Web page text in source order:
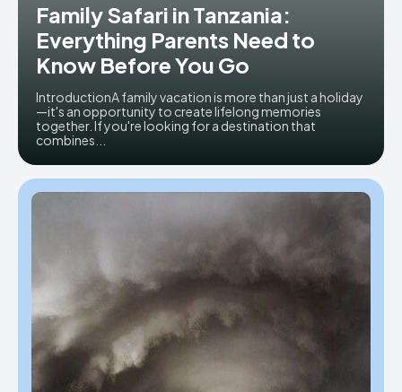
Family Safari in Tanzania:
Everything Parents Need to
Know Before You Go
IntroductionA family vacation is more than just a holiday
—it's an opportunity to create lifelong memories
together. If you're looking for a destination that
combines...